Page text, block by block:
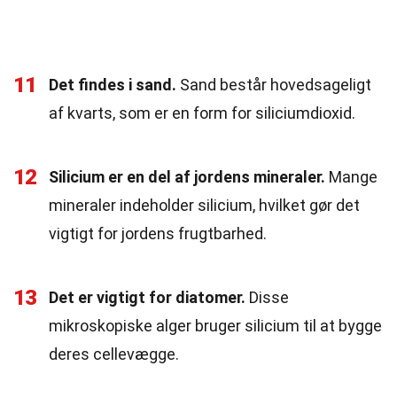
11 Det findes i sand. Sand består hovedsageligt
af kvarts, som er en form for siliciumdioxid.
12 Silicium er en del af jordens mineraler. Mange
mineraler indeholder silicium, hvilket gør det
vigtigt for jordens frugtbarhed.
13 Det er vigtigt for diatomer. Disse
mikroskopiske alger bruger silicium til at bygge
deres cellevægge.